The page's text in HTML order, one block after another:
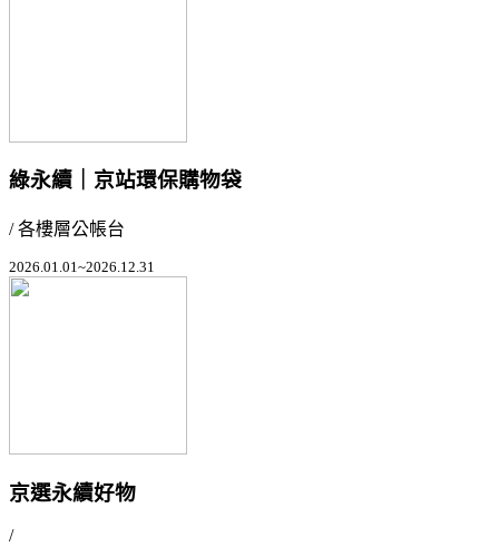
綠永續｜京站環保購物袋
/ 各樓層公帳台
2026.01.01~2026.12.31
京選永續好物
/